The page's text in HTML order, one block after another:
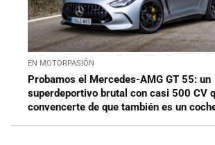
EN MOTORPASIÓN
Probamos el Mercedes-AMG GT 55: un
superdeportivo brutal con casi 500 CV
convencerte de que también es un